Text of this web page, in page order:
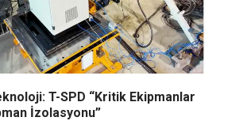
T-SPD “Kritik Ekipmanlar
İzolasyonu”